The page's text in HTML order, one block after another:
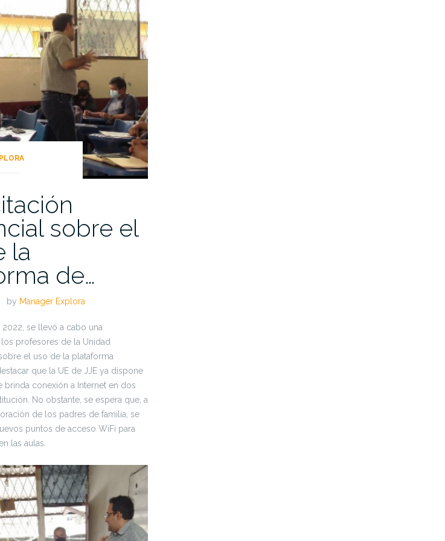
sobre el
la
de…
by Manager Explora
se llevó a cabo una
profesores de la Unidad
el uso de la plataforma
que la UE de JJE ya dispone
brinda conexión a Internet en dos
No obstante, se espera que, a
de los padres de familia, se
puntos de acceso WiFi para
las aulas.